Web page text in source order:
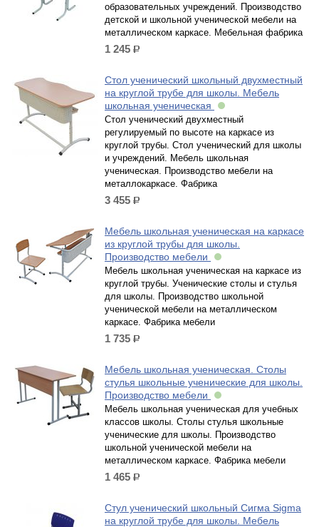
образовательных учреждений. Производство
детской и школьной ученической мебели на
металлическом каркасе. Мебельная фабрика
1 245 р.
Стол ученический школьный двухместный
на круглой трубе для школы. Мебель
школьная ученическая
Стол ученический двухместный
регулируемый по высоте на каркасе из
круглой трубы. Стол ученический для школы
и учреждений. Мебель школьная
ученическая. Производство мебели на
металлокаркасе. Фабрика
3 455 р.
Мебель школьная ученическая на каркасе
из круглой трубы для школы.
Производство мебели
Мебель школьная ученическая на каркасе из
круглой трубы. Ученические столы и стулья
для школы. Производство школьной
ученической мебели на металлическом
каркасе. Фабрика мебели
1 735 р.
Мебель школьная ученическая. Столы
стулья школьные ученические для школы.
Производство мебели
Мебель школьная ученическая для учебных
классов школы. Столы стулья школьные
ученические для школы. Производство
школьной ученической мебели на
металлическом каркасе. Фабрика мебели
1 465 р.
Стул ученический школьный Сигма Sigma
на круглой трубе для школы. Мебель